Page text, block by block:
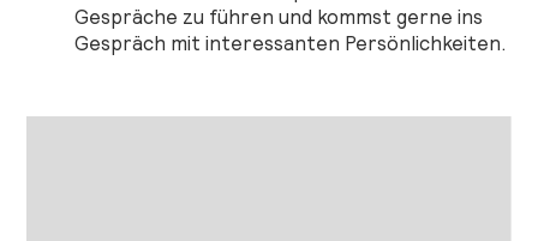
Gespräche zu führen und kommst gerne ins
Gespräch mit interessanten Persönlichkeiten.